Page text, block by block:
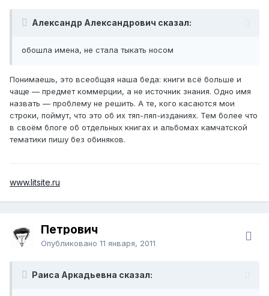
Александр Александрович сказал:
обошла имена, не стала тыкать носом
Понимаешь, это всеобщая наша беда: книги всё больше и
чаще — предмет коммерции, а не источник знания. Одно имя
назвать — проблему не решить. А те, кого касаются мои
строки, поймут, что это об их тяп-ляп-изданиях. Тем более что
в своём блоге об отдельных книгах и альбомах камчатской
тематики пишу без обиняков.
www.litsite.ru
Петрович
Опубликовано 11 января, 2011
Раиса Аркадьевна сказал: